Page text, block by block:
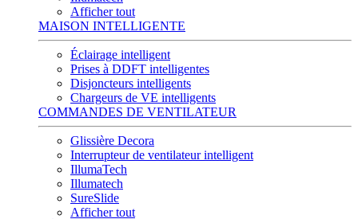
Afficher tout
MAISON INTELLIGENTE
Éclairage intelligent
Prises à DDFT intelligentes
Disjoncteurs intelligents
Chargeurs de VE intelligents
COMMANDES DE VENTILATEUR
Glissière Decora
Interrupteur de ventilateur intelligent
IllumaTech
Illumatech
SureSlide
Afficher tout